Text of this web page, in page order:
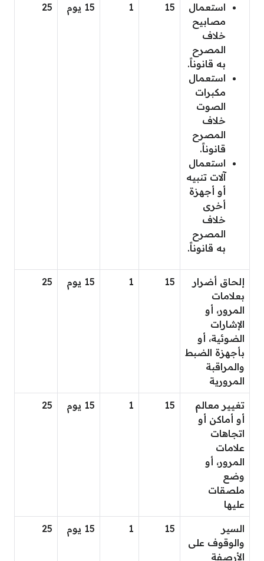
استعمال
مصابيح
خلاف
المصرح
به قانوناً.
استعمال
مكبرات
الصوت
خلاف
المصرح
قانوناً.
استعمال
آلات تنبيه
أو أجهزة
أخرى
خلاف
المصرح
به قانوناً.
15
1 15 يوم 25
إلحاق أضرار
بعلامات
المرور، أو
الإشارات
الضوئية، أو
بأجهزة الضبط
والمراقبة
المرورية
15
1 15 يوم 25
تغيير معالم
أو أماكن أو
اتجاهات
علامات
المرور، أو
وضع
ملصقات
عليها
15
1 15 يوم 25
السير
والوقوف على
الأرصفة
15
1 15 يوم 25